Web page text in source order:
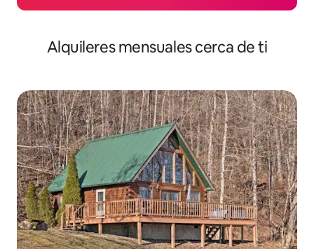
Alquileres mensuales cerca de ti